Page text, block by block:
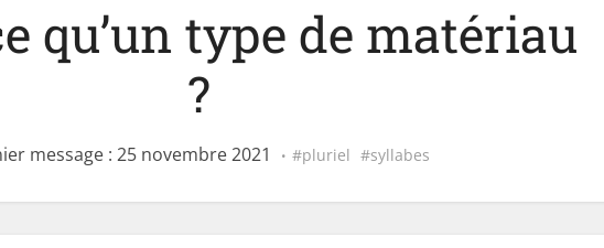
qu’un type de matériau
?
message : 25 novembre 2021 pluriel syllabes